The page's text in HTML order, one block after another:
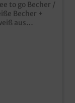
Becher +